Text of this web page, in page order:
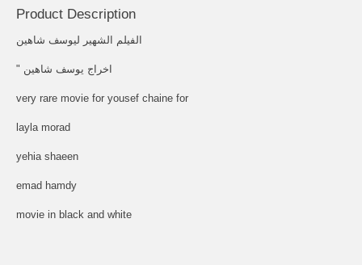
Product Description
الفيلم الشهير ليوسف شاهين
" اخراج يوسف شاهين
very rare movie for yousef chaine for
layla morad
yehia shaeen
emad hamdy
movie in black and white